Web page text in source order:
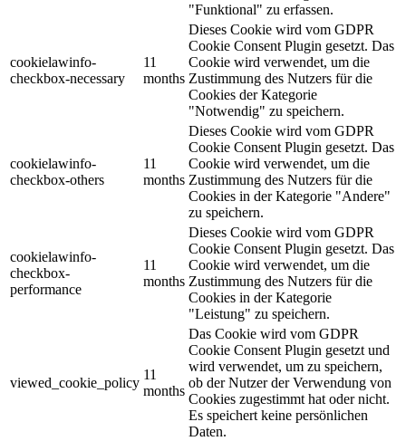
"Funktional" zu erfassen.
cookielawinfo-
checkbox-necessary
11
months
Dieses Cookie wird vom GDPR
Cookie Consent Plugin gesetzt. Das
Cookie wird verwendet, um die
Zustimmung des Nutzers für die
Cookies der Kategorie
"Notwendig" zu speichern.
cookielawinfo-
checkbox-others
11
months
Dieses Cookie wird vom GDPR
Cookie Consent Plugin gesetzt. Das
Cookie wird verwendet, um die
Zustimmung des Nutzers für die
Cookies in der Kategorie "Andere"
zu speichern.
cookielawinfo-
checkbox-
performance
11
months
Dieses Cookie wird vom GDPR
Cookie Consent Plugin gesetzt. Das
Cookie wird verwendet, um die
Zustimmung des Nutzers für die
Cookies in der Kategorie
"Leistung" zu speichern.
viewed_cookie_policy
11
months
Das Cookie wird vom GDPR
Cookie Consent Plugin gesetzt und
wird verwendet, um zu speichern,
ob der Nutzer der Verwendung von
Cookies zugestimmt hat oder nicht.
Es speichert keine persönlichen
Daten.